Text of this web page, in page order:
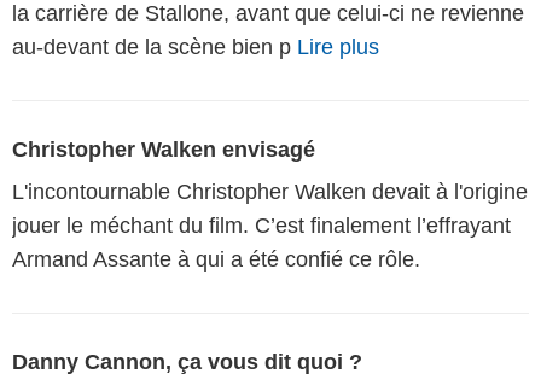
la carrière de Stallone, avant que celui-ci ne revienne
au-devant de la scène bien p Lire plus
Christopher Walken envisagé
L'incontournable Christopher Walken devait à l'origine
jouer le méchant du film. C’est finalement l’effrayant
Armand Assante à qui a été confié ce rôle.
Danny Cannon, ça vous dit quoi ?